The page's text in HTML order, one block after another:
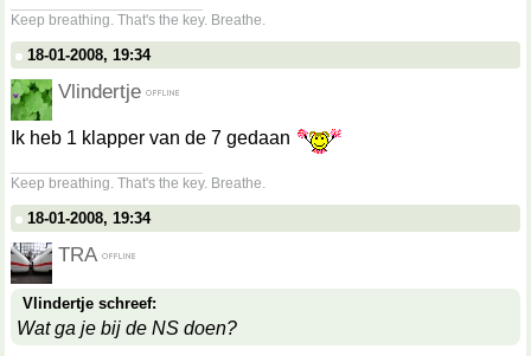
Keep breathing. That's the key. Breathe.
18-01-2008, 19:34
Vlindertje
Ik heb 1 klapper van de 7 gedaan
Keep breathing. That's the key. Breathe.
18-01-2008, 19:34
TRA
Vlindertje schreef:
Wat ga je bij de NS doen?